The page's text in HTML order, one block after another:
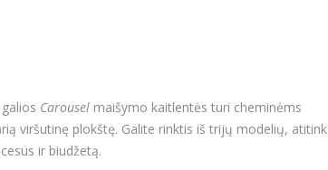
Carouselmaišymo kaitlentės turi cheminėms
viršutinę plokštę. Galite rinktis iš trijų modelių,
ir biudžetą.